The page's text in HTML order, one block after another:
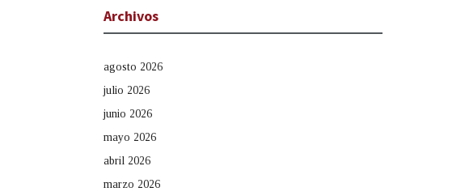
Archivos
agosto 2026
julio 2026
junio 2026
mayo 2026
abril 2026
marzo 2026